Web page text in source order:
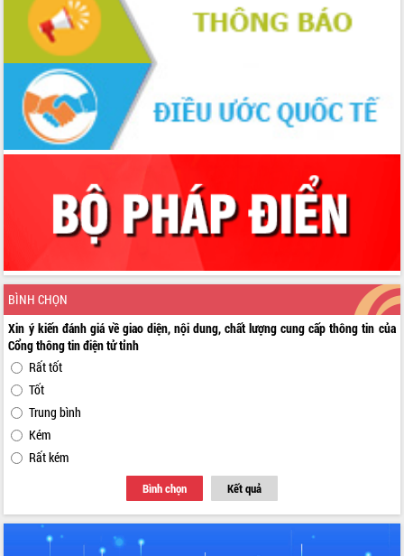
BÌNH CHỌN
Xin ý kiến đánh giá về giao diện, nội dung, chất lượng cung cấp thông tin của
Cổng thông tin điện tử tỉnh
Rất tốt
Tốt
Trung bình
Kém
Rất kém
Bình chọn Kết quả